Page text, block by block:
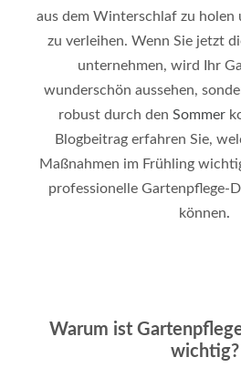
aus dem Winterschlaf zu holen
zu verleihen. Wenn Sie jetzt
unternehmen, wird Ihr
wunderschön aussehen,
robust durch den Sommer
Blogbeitrag erfahren Sie,
Maßnahmen im Frühling
professionelle Gartenpflege-
können.
Warum ist
wichtig?